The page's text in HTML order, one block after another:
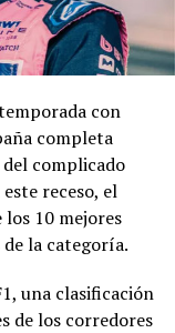
con
completa
complicado
receso, el
10 mejores
la categoría.
una clasificación
de los corredores